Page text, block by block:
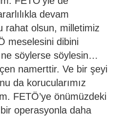
devam
rahat olsun, milletimiz
meselesini dibini
ne söylerse söylesin…
namerttir. Ve bir şeyi
da korucularımız
FETÖ’ye önümüzdeki
operasyonla daha